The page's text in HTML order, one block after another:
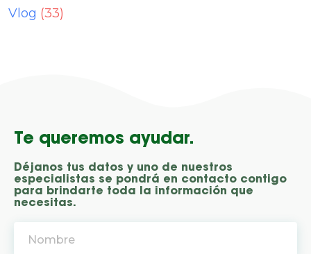
Vlog (33)
Te queremos ayudar.
Déjanos tus datos y uno de nuestros
especialistas se pondrá en contacto contigo
para brindarte toda la información que
necesitas.